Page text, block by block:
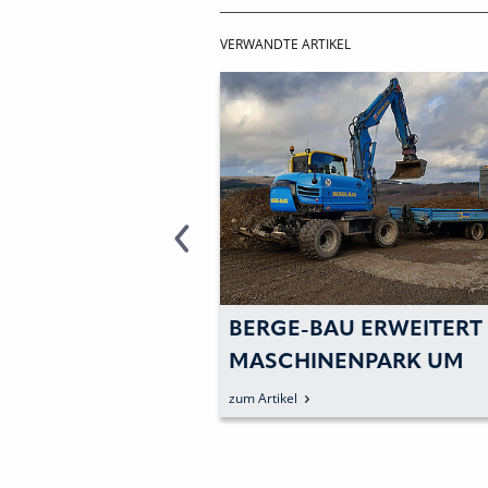
VERWANDTE ARTIKEL
BERGE-BAU ERWEITERT
MASCHINENPARK UM
WEITERE YANMAR-
CUP